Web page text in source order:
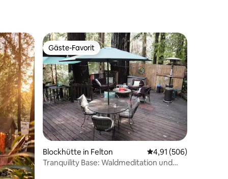
Bewertungen
Gäste-Favorit
Gäste-Favorit
Blockhütte in Felton Durchschnittliche
4,91 (506)
Tranquility Base: Waldmeditation und